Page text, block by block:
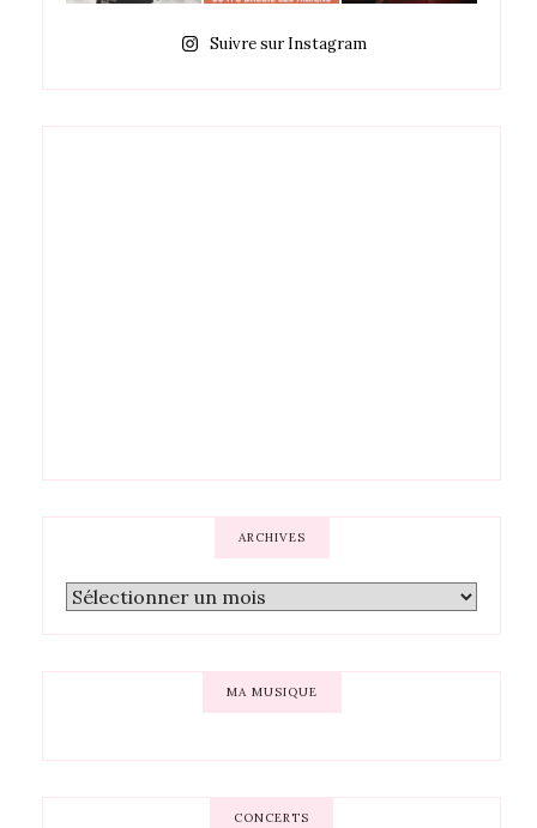
Suivre sur Instagram
ARCHIVES
MA MUSIQUE
CONCERTS